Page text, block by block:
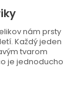
nám prsty
Každý jeden
tvarom
je jednoducho